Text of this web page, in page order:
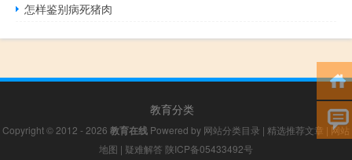
怎样鉴别病死猪肉
教育分类
Copyright © 2012 - 2026 教育在线 Powered by 网站分类目录 | 精选推荐文章 | 网站
地图 | 疑难解答 陕ICP备05433492号